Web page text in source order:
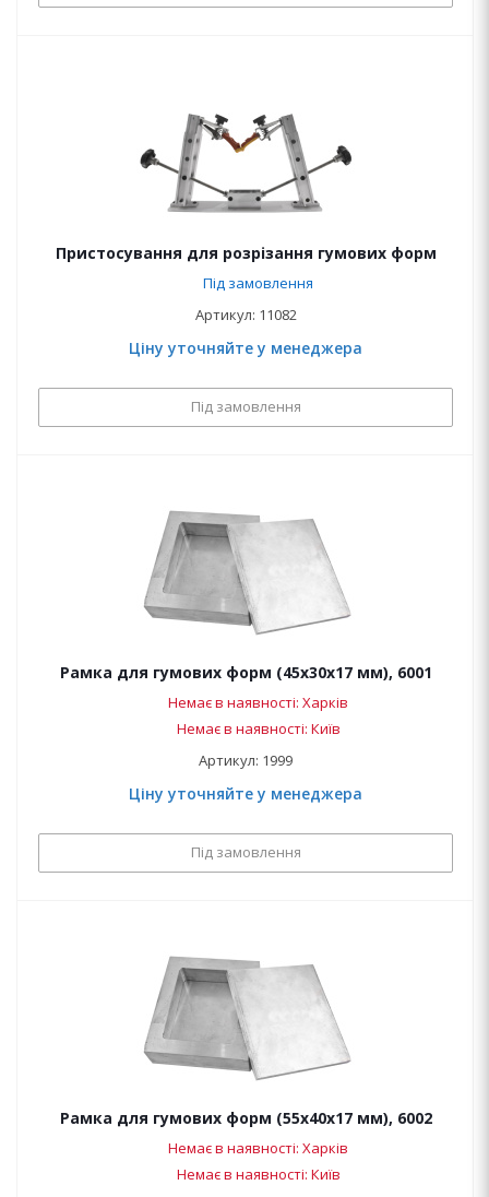
Пристосування для розрізання гумових форм
Під замовлення
Артикул: 11082
Ціну уточняйте у менеджера
Під замовлення
Рамка для гумових форм (45х30х17 мм), 6001
Немає в наявності: Харків
Немає в наявності: Київ
Артикул: 1999
Ціну уточняйте у менеджера
Під замовлення
Рамка для гумових форм (55х40х17 мм), 6002
Немає в наявності: Харків
Немає в наявності: Київ